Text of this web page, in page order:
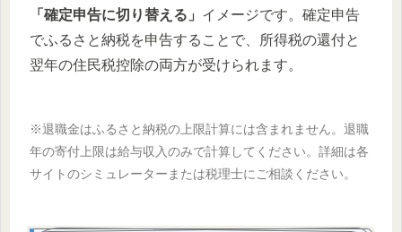
「確定申告に切り替える」 イメージです。確定申告
でふるさと納税を申告することで、所得税の還付と
翌年の住民税控除の両方が受けられます。
※退職金はふるさと納税の上限計算には含まれません。退職
年の寄付上限は給与収入のみで計算してください。詳細は各
サイトのシミュレーターまたは税理士にご相談ください。